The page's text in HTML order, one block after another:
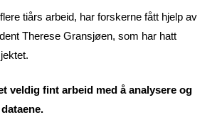
tiårs arbeid, har forskerne fått hjelp av
Therese Gransjøen, som har hatt
veldig fint arbeid med å analysere og